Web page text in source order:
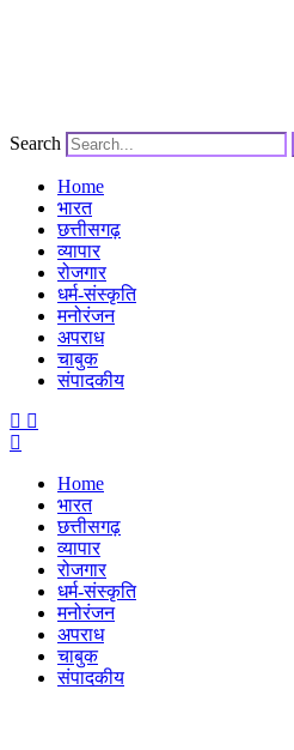
Search
Home
भारत
छत्तीसगढ़
व्यापार
रोजगार
धर्म-संस्कृति
मनोरंजन
अपराध
चाबुक
संपादकीय
Home
भारत
छत्तीसगढ़
व्यापार
रोजगार
धर्म-संस्कृति
मनोरंजन
अपराध
चाबुक
संपादकीय